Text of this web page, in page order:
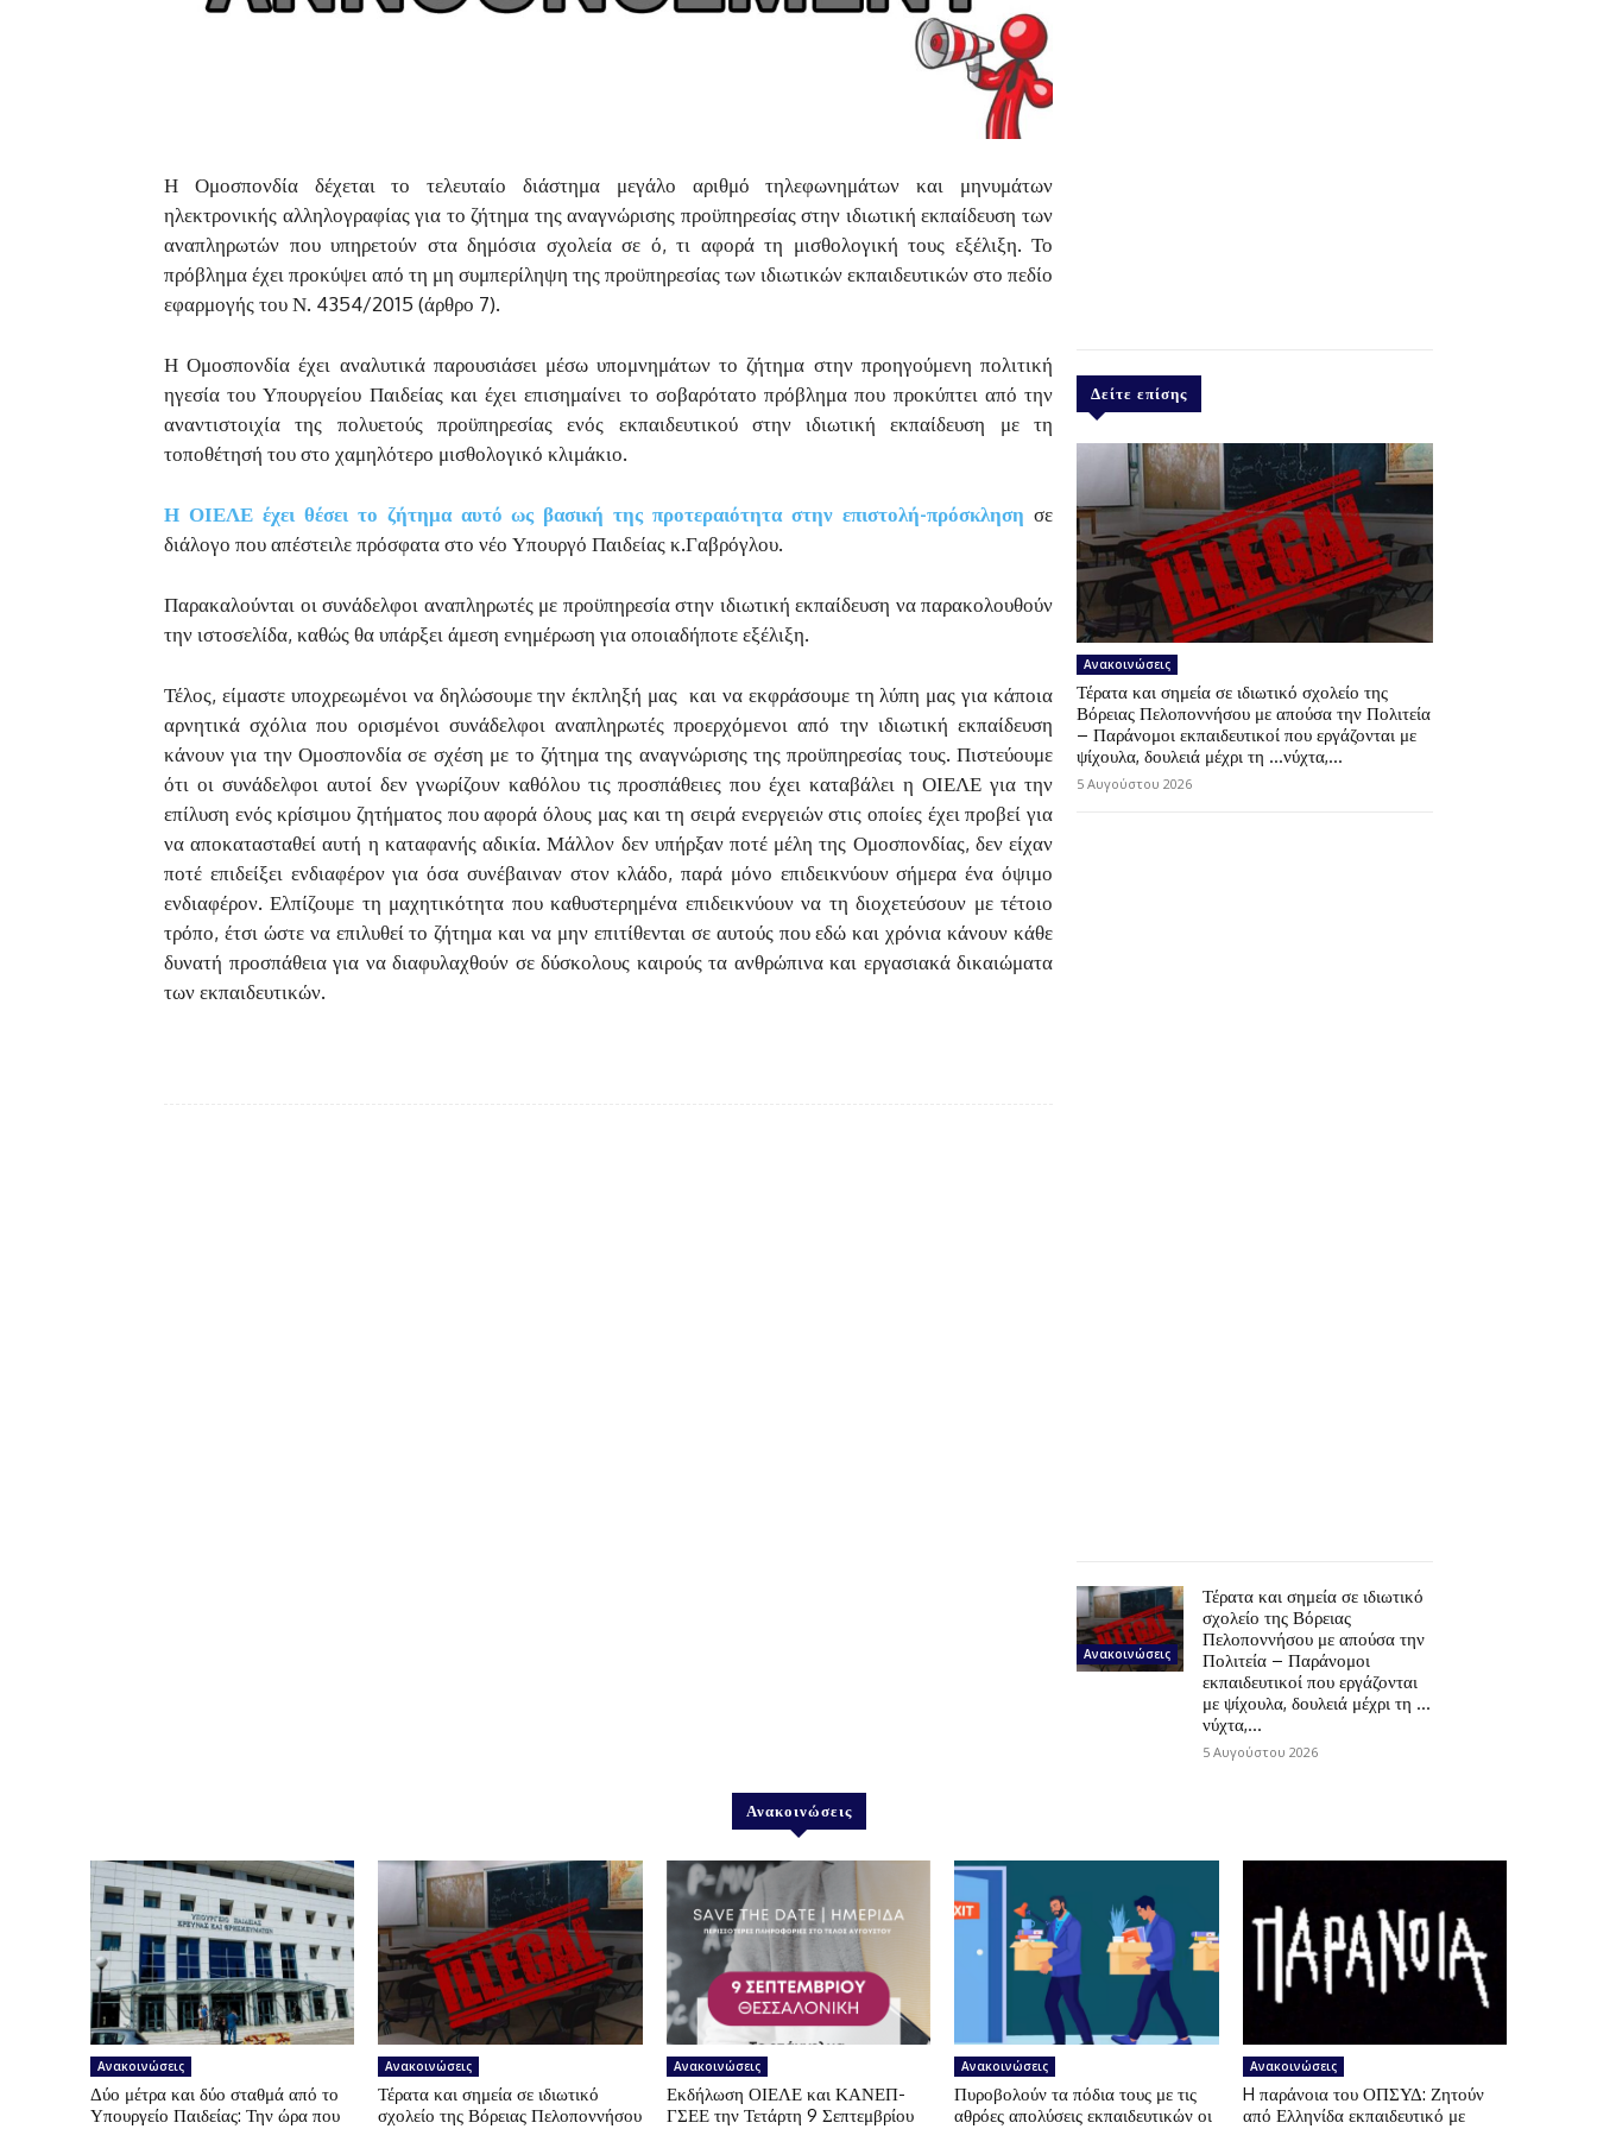
Η Ομοσπονδία δέχεται το τελευταίο διάστημα μεγάλο αριθμό τηλεφωνημάτων και μηνυμάτων
ηλεκτρονικής αλληλογραφίας για το ζήτημα της αναγνώρισης προϋπηρεσίας στην ιδιωτική εκπαίδευση των
αναπληρωτών που υπηρετούν στα δημόσια σχολεία σε ό, τι αφορά τη μισθολογική τους εξέλιξη. Το
πρόβλημα έχει προκύψει από τη μη συμπερίληψη της προϋπηρεσίας των ιδιωτικών εκπαιδευτικών στο πεδίο
εφαρμογής του Ν. 4354/2015 (άρθρο 7).
Η Ομοσπονδία έχει αναλυτικά παρουσιάσει μέσω υπομνημάτων το ζήτημα στην προηγούμενη πολιτική
ηγεσία του Υπουργείου Παιδείας και έχει επισημαίνει το σοβαρότατο πρόβλημα που προκύπτει από την
αναντιστοιχία της πολυετούς προϋπηρεσίας ενός εκπαιδευτικού στην ιδιωτική εκπαίδευση με τη
τοποθέτησή του στο χαμηλότερο μισθολογικό κλιμάκιο.
Η ΟΙΕΛΕ έχει θέσει το ζήτημα αυτό ως βασική της προτεραιότητα στην επιστολή-πρόσκληση σε
διάλογο που απέστειλε πρόσφατα στο νέο Υπουργό Παιδείας κ.Γαβρόγλου.
Παρακαλούνται οι συνάδελφοι αναπληρωτές με προϋπηρεσία στην ιδιωτική εκπαίδευση να παρακολουθούν
την ιστοσελίδα, καθώς θα υπάρξει άμεση ενημέρωση για οποιαδήποτε εξέλιξη.
Τέλος, είμαστε υποχρεωμένοι να δηλώσουμε την έκπληξή μας και να εκφράσουμε τη λύπη μας για κάποια
αρνητικά σχόλια που ορισμένοι συνάδελφοι αναπληρωτές προερχόμενοι από την ιδιωτική εκπαίδευση
κάνουν για την Ομοσπονδία σε σχέση με το ζήτημα της αναγνώρισης της προϋπηρεσίας τους. Πιστεύουμε
ότι οι συνάδελφοι αυτοί δεν γνωρίζουν καθόλου τις προσπάθειες που έχει καταβάλει η ΟΙΕΛΕ για την
επίλυση ενός κρίσιμου ζητήματος που αφορά όλους μας και τη σειρά ενεργειών στις οποίες έχει προβεί για
να αποκατασταθεί αυτή η καταφανής αδικία. Μάλλον δεν υπήρξαν ποτέ μέλη της Ομοσπονδίας, δεν είχαν
ποτέ επιδείξει ενδιαφέρον για όσα συνέβαιναν στον κλάδο, παρά μόνο επιδεικνύουν σήμερα ένα όψιμο
ενδιαφέρον. Ελπίζουμε τη μαχητικότητα που καθυστερημένα επιδεικνύουν να τη διοχετεύσουν με τέτοιο
τρόπο, έτσι ώστε να επιλυθεί το ζήτημα και να μην επιτίθενται σε αυτούς που εδώ και χρόνια κάνουν κάθε
δυνατή προσπάθεια για να διαφυλαχθούν σε δύσκολους καιρούς τα ανθρώπινα και εργασιακά δικαιώματα
των εκπαιδευτικών.
Δείτε επίσης
Ανακοινώσεις
Τέρατα και σημεία σε ιδιωτικό σχολείο της
Βόρειας Πελοποννήσου με απούσα την Πολιτεία
– Παράνομοι εκπαιδευτικοί που εργάζονται με
ψίχουλα, δουλειά μέχρι τη …νύχτα,...
5 Αυγούστου 2026
Ανακοινώσεις
Τέρατα και σημεία σε ιδιωτικό
σχολείο της Βόρειας
Πελοποννήσου με απούσα την
Πολιτεία – Παράνομοι
εκπαιδευτικοί που εργάζονται
με ψίχουλα, δουλειά μέχρι τη …
νύχτα,...
5 Αυγούστου 2026
Ανακοινώσεις
Ανακοινώσεις
Δύο μέτρα και δύο σταθμά από το
Υπουργείο Παιδείας: Την ώρα που
Ανακοινώσεις
Τέρατα και σημεία σε ιδιωτικό
σχολείο της Βόρειας Πελοποννήσου
Ανακοινώσεις
Εκδήλωση ΟΙΕΛΕ και ΚΑΝΕΠ-
ΓΣΕΕ την Τετάρτη 9 Σεπτεμβρίου
Ανακοινώσεις
Πυροβολούν τα πόδια τους με τις
αθρόες απολύσεις εκπαιδευτικών οι
Ανακοινώσεις
H παράνοια του ΟΠΣΥΔ: Ζητούν
από Ελληνίδα εκπαιδευτικό με